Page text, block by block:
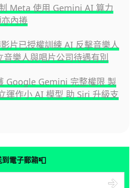
Meta 使用 Gemini AI 算力
內捲
片已授權訓練 AI 反擊音樂人
音樂人與唱片公司待遇有別
Google Gemini 完整權限 製
運作小 AI 模型 助 Siri 升級支
電子郵箱📮